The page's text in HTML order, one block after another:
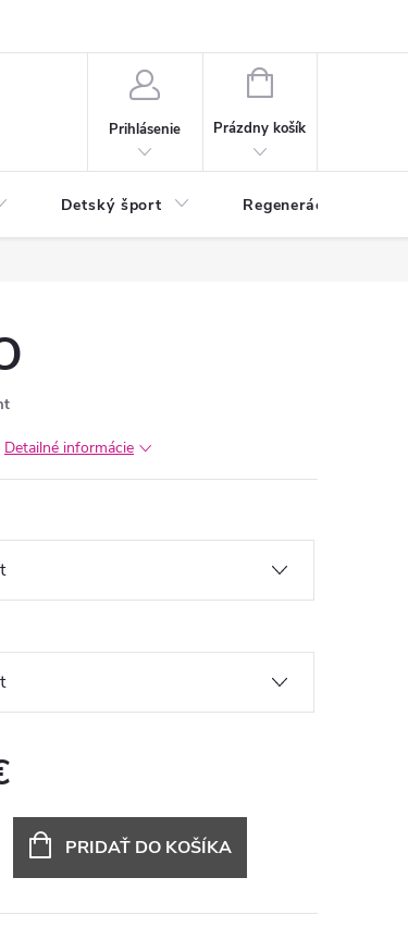
Prihlásenie
NÁKUPNÝ
Prázdny košík
Detský šport Regenerácia
Detailné informácie
PRIDAŤ DO KOŠÍKA